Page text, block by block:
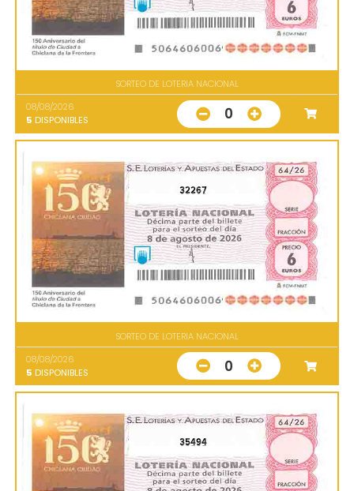
SORTEO DE LOTERIA NACIONAL
08/08/2026
5 DISPONIBLES 0
32267
SORTEO DE LOTERIA NACIONAL
08/08/2026
5 DISPONIBLES 0
35494